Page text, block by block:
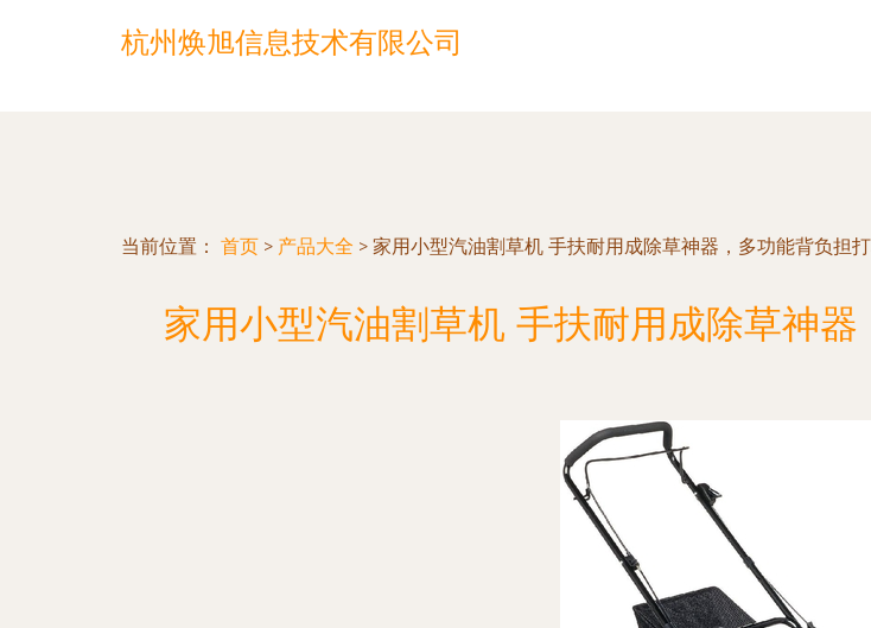
杭州焕旭信息技术有限公司
当前位置： 首页 > 产品大全 > 家用小型汽油割草机 手扶耐用成除草神器，多功能背负担
家用小型汽油割草机 手扶耐用成除草神